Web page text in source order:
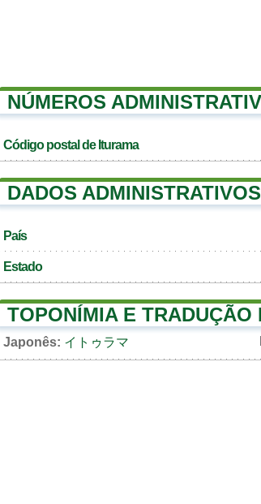
NÚMEROS
Código postal de Iturama
DADOS ADMINISTRATIVOS
País
Estado
TOPONÍMIA E TRADUÇÃO
Japonês: イトゥラマ